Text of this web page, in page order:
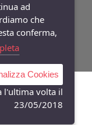
ad
che
conferma,
Cookies
l'ultima volta il
23/05/2018